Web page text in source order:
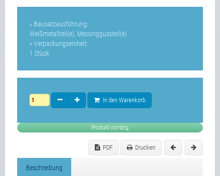
» Bausatzausführung:
Weißmetallteil(e), Messinggussteil(e)
» Verpackungseinheit:
1 Stück
In den Warenkorb
Produkt vorrätig
PDF Drucken
Beschreibung